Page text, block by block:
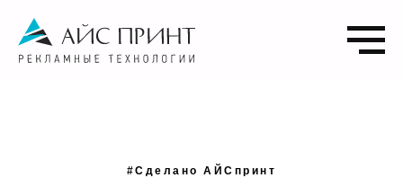
#Сделано АЙСпринт